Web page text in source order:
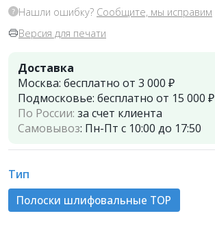
Нашли ошибку? Сообщите, мы исправим
Версия для печати
Доставка
Москва: бесплатно от 3 000 ₽
Подмосковье: бесплатно от 15 000 ₽
По России: за счет клиента
Самовывоз: Пн-Пт с 10:00 до 17:50
Тип
Полоски шлифовальные TOP